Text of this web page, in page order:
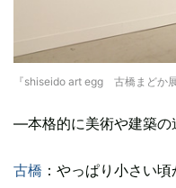
『shiseido art egg 古橋まどか
―本格的に美術や建築の
古橋 ：やっぱり小さい